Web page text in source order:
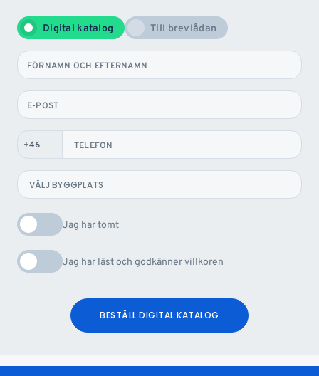
Digital katalog Till brevlådan
FÖRNAMN OCH EFTERNAMN
E-POST
TELEFON
Jag har tomt
Jag har läst och godkänner villkoren
BESTÄLL DIGITAL KATALOG